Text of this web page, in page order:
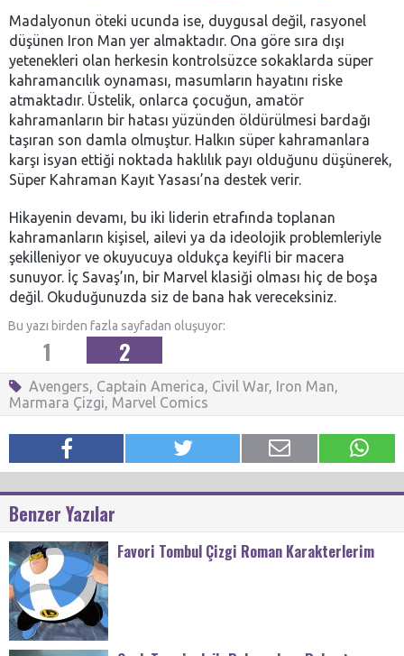
Madalyonun öteki ucunda ise, duygusal değil, rasyonel
düşünen Iron Man yer almaktadır. Ona göre sıra dışı
yetenekleri olan herkesin kontrolsüzce sokaklarda süper
kahramancılık oynaması, masumların hayatını riske
atmaktadır. Üstelik, onlarca çocuğun, amatör
kahramanların bir hatası yüzünden öldürülmesi bardağı
taşıran son damla olmuştur. Halkın süper kahramanlara
karşı isyan ettiği noktada haklılık payı olduğunu düşünerek,
Süper Kahraman Kayıt Yasası’na destek verir.
Hikayenin devamı, bu iki liderin etrafında toplanan
kahramanların kişisel, ailevi ya da ideolojik problemleriyle
şekilleniyor ve okuyucuya oldukça keyifli bir macera
sunuyor. İç Savaş’ın, bir Marvel klasiği olması hiç de boşa
değil. Okuduğunuzda siz de bana hak vereceksiniz.
Bu yazı birden fazla sayfadan oluşuyor:
1 2
Avengers, Captain America, Civil War, Iron Man,
Marmara Çizgi, Marvel Comics
Benzer Yazılar
Favori Tombul Çizgi Roman Karakterlerim